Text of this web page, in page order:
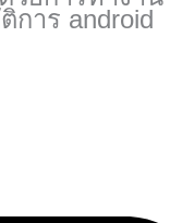
การ android